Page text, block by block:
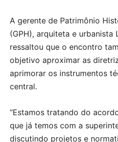
A gerente de Patrimônio
(GPH), arquiteta e urbanista
ressaltou que o encontro
objetivo aproximar as
aprimorar os instrumentos
central.
“Estamos tratando do
que já temos com a
discutindo projetos e